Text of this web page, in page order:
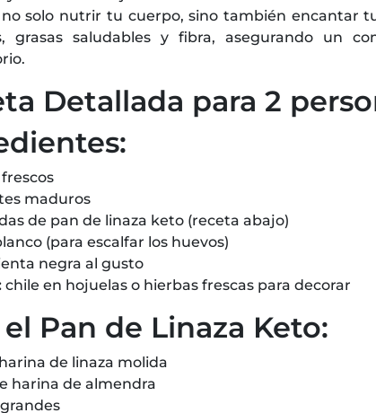
solo nutrir tu cuerpo, sino también encantar
grasas saludables y fibra, asegurando un
Detallada para 2
maduros
de pan de linaza keto (receta abajo)
(para escalfar los huevos)
negra al gusto
chile en hojuelas o hierbas frescas para decorar
el Pan de Linaza Keto:
de linaza molida
harina de almendra